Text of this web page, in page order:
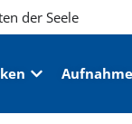
der Seele
Aufnahme